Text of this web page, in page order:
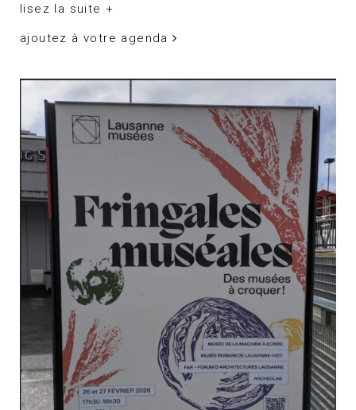
lisez la suite +
ajoutez à votre agenda